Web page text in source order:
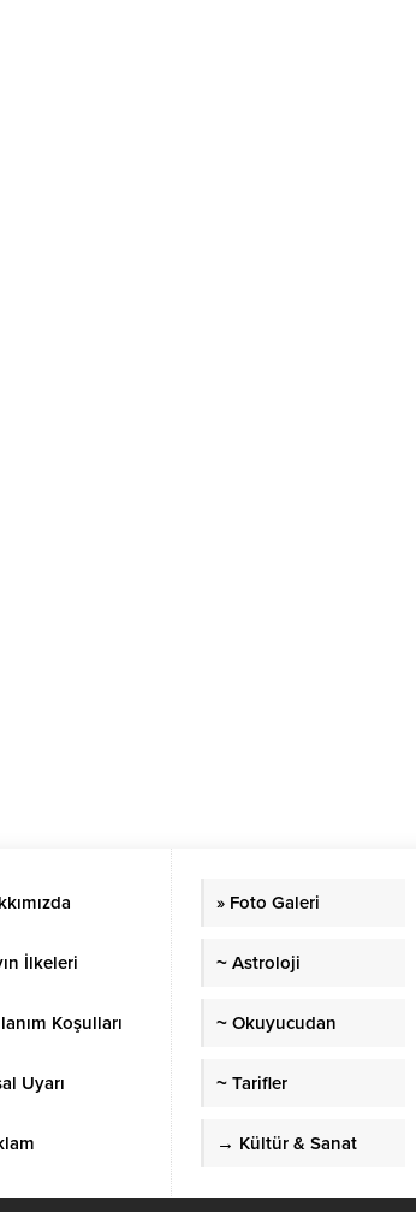
İlkeleri
Koşulları
Uyarı
» Foto Galeri
~ Astroloji
~ Okuyucudan
~ Tarifler
→ Kültür & Sanat